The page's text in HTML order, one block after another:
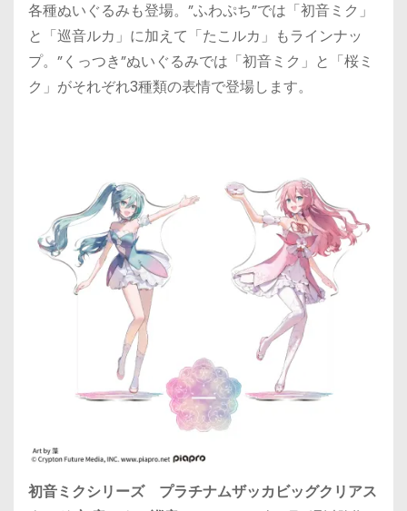
各種ぬいぐるみも登場。”ふわぷち”では「初音ミク」
と「巡音ルカ」に加えて「たこルカ」もラインナッ
プ。”くっつき”ぬいぐるみでは「初音ミク」と「桜ミ
ク」がそれぞれ3種類の表情で登場します。
初音ミクシリーズ プラチナムザッカビッグクリアス